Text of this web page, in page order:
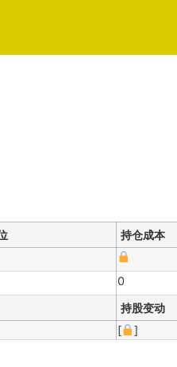
持仓成本
0
持股变动
[
]